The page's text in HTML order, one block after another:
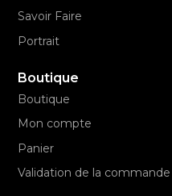
Savoir Faire
Portrait
Boutique
Boutique
Mon compte
Panier
Validation de la commande